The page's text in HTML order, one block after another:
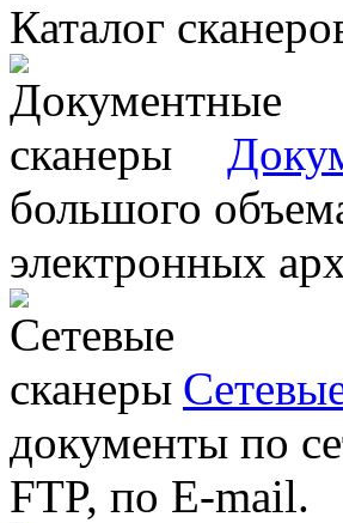
Каталог
большого
электронных
документы по
FTP, по E-mail.